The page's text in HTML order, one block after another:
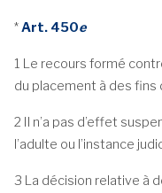
*Art. 450e
1 Le recours formé
du placement à des fins
2 Il n’a pas d’effet
l’adulte ou l’instance
3 La décision relative à